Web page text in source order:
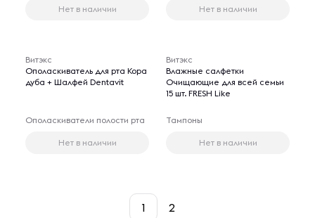
Нет в наличии Нет в наличии
Витэкс
Ополаскиватель для рта Кора
дуба + Шалфей Dentavit
Ополаскиватели полости рта
Нет в наличии
Витэкс
Влажные салфетки
Очищающие для всей семьи
15 шт. FRESH Like
Тампоны
Нет в наличии
1 2